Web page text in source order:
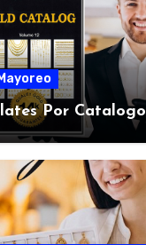
Por Catalogo